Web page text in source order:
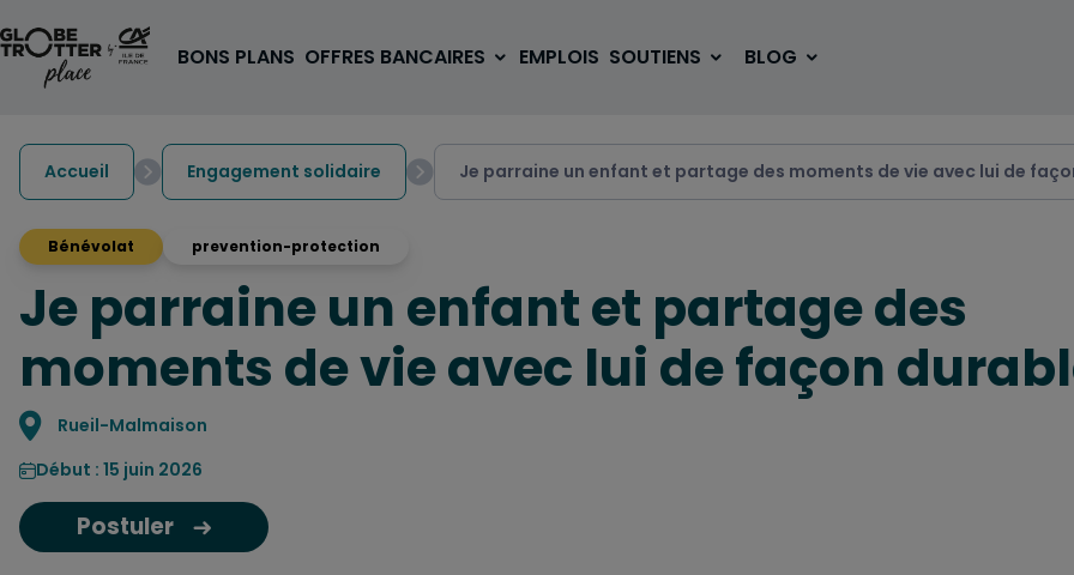
BONS PLANS OFFRES BANCAIRES EMPLOIS SOUTIENS BLOG
1 carte, 0 frais à l'étranger
pour les 18/30 ans VOYAGER ÉTUDIER
Accueil Engagement solidaire Je parraine un enfant et partage des moments de vie avec lui de
Bénévolat prevention-protection
Je parraine un enfant et partage des
moments de vie avec lui de façon
Localisation
Rueil-Malmaison
Début : 15 juin 2026
Postuler